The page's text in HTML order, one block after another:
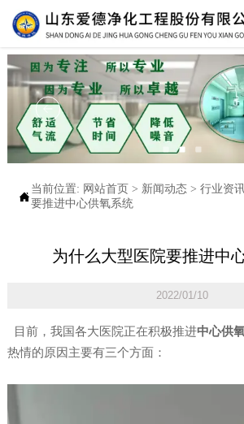

当前位置: 网站首页 > 新闻动态> 行业资
要推进中心供氧系统
为什么大型医院要推进中
2022/01/10
目前，我国各大医院正在积极推进中心供
热情的原因主要有三个方面：